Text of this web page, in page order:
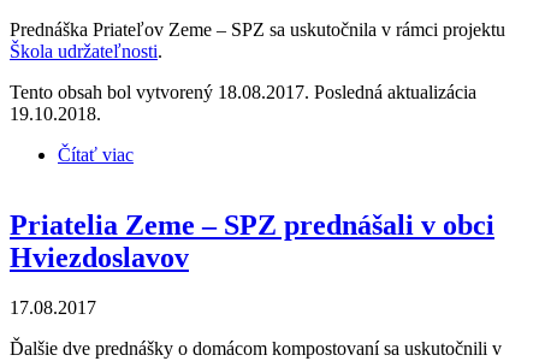
Prednáška Priateľov Zeme – SPZ sa uskutočnila v rámci projektu
Škola udržateľnosti.
Tento obsah bol vytvorený 18.08.2017. Posledná aktualizácia
19.10.2018.
Čítať viac
Priatelia Zeme – SPZ prednášali v obci
Hviezdoslavov
17.08.2017
Ďalšie dve prednášky o domácom kompostovaní sa uskutočnili v